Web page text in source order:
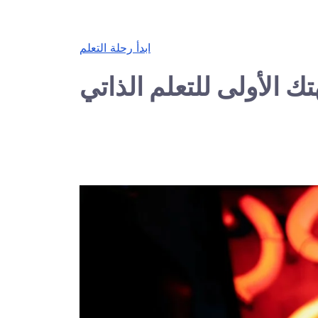
ابدأ رحلة التعلم
الأولى للتعلم الذاتي